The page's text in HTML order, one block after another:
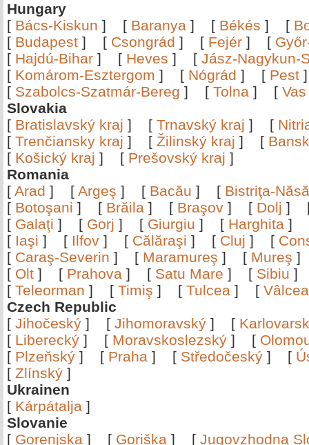
Hungary
[ Bács-Kiskun ] [ Baranya ] [ Békés ] [
[ Budapest ] [ Csongrád ] [ Fejér ] [
[ Hajdú-Bihar ] [ Heves ] [ Jász-Nagykun-
[ Komárom-Esztergom ] [ Nógrád ] [ Pest
[ Szabolcs-Szatmár-Bereg ] [ Tolna ] [ Vas
Slovakia
[ Bratislavský kraj ] [ Trnavský kraj ] [
[ Trenčiansky kraj ] [ Žilinský kraj ] [
[ Košický kraj ] [ Prešovský kraj ]
Romania
[ Arad ] [ Argeş ] [ Bacău ] [ Bistriţa-
[ Botoşani ] [ Brăila ] [ Braşov ] [ Dolj ]
[ Galaţi ] [ Gorj ] [ Giurgiu ] [ Harghita ]
[ Iaşi ] [ Ilfov ] [ Călăraşi ] [ Cluj ] [
[ Caraş-Severin ] [ Maramureş ] [ Mureş
[ Olt ] [ Prahova ] [ Satu Mare ] [ Sibiu
[ Teleorman ] [ Timiş ] [ Tulcea ] [
Czech Republic
[ Jihočeský ] [ Jihomoravský ] [
[ Liberecký ] [ Moravskoslezský ] [
[ Plzeňský ] [ Praha ] [ Středočeský ] [
[ Zlínský ]
Ukrainen
[ Kárpátalja ]
Slovanie
[ Gorenjska ] [ Goriška ] [ Jugovzhodna